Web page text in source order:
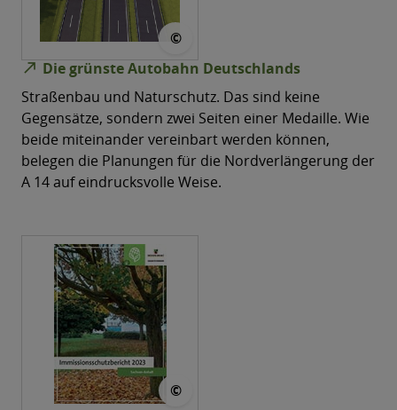
©
north_east Die grünste Autobahn Deutschlands
Straßenbau und Naturschutz. Das sind keine
Gegensätze, sondern zwei Seiten einer Medaille. Wie
beide miteinander vereinbart werden können,
belegen die Planungen für die Nordverlängerung der
A 14 auf eindrucksvolle Weise.
©